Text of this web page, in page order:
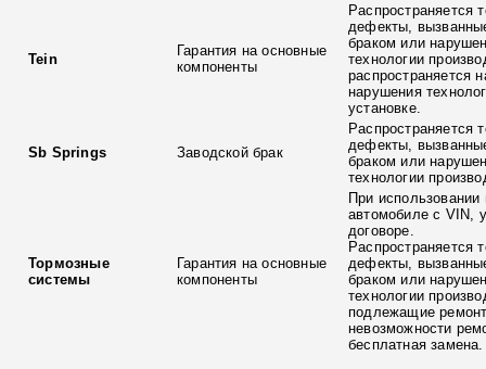
Tein
Гарантия на основные
компоненты
Распространяется
дефекты,
браком или
технологии
распространяется
нарушения
установке.
Sb Springs Заводской брак
Распространяется
дефекты,
браком или
технологии
Тормозные
системы
Гарантия на основные
компоненты
При использовании
автомобиле с VIN,
договоре.
Распространяется
дефекты,
браком или
технологии
подлежащие
невозможности
бесплатная замена.